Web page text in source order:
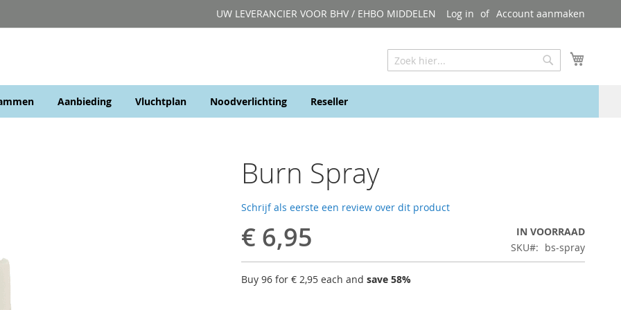
UW LEVERANCIER VOOR BHV / EHBO MIDDELEN Log in Account aanmaken
Zoeken
Aanbieding Vluchtplan Noodverlichting Reseller
Burn Spray
Schrijf als eerste een review over dit product
€ 6,95
IN VOORRAAD
SKU
bs-spray
Buy 96 for € 2,95 each and save 58%